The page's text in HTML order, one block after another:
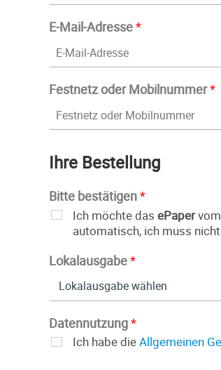
E-Mail-Adresse*
Festnetz oder Mobilnummer*
Ihre Bestellung
Bitte bestätigen*
Ich möchte das ePapervom
automatisch, ich muss
Lokalausgabe*
Datennutzung*
Ich habe dieAllgemeinen